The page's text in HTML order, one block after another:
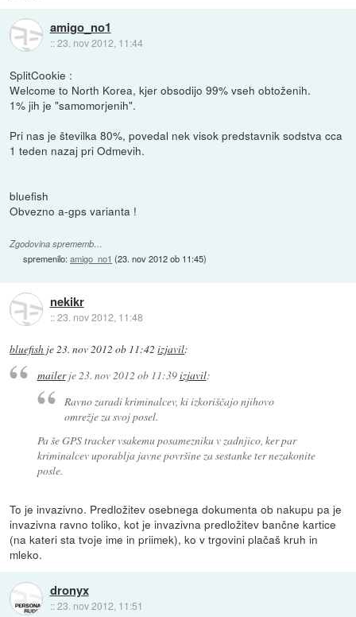
amigo_no1
::23. nov 2012, 11:44
SplitCookie :
Welcome to North Korea, kjer obsodijo 99% vseh obtoženih.
1% jih je "samomorjenih".
Pri nas je številka 80%, povedal nek visok predstavnik sodstva cca
1 teden nazaj pri Odmevih.
bluefish
Obvezno a-gps varianta !
Zgodovina sprememb…
spremenilo:amigo_no1 (23. nov 2012 ob 11:45)
nekikr
::23. nov 2012, 11:48
bluefish je23. nov 2012 ob 11:42 izjavil:
mailerje23. nov 2012 ob 11:39izjavil:
Ravno zaradi kriminalcev, ki izkoriščajo njihovo
omrežje za svoj posel.
Pa še GPS tracker vsakemu posamezniku v zadnjico, ker par
kriminalcev uporablja javne površine za sestanke ter nezakonite
posle.
To je invazivno. Predložitev osebnega dokumenta ob nakupu pa je
invazivna ravno toliko, kot je invazivna predložitev bančne kartice
(na kateri sta tvoje ime in priimek), ko v trgovini plačaš kruh in
mleko.
dronyx
::23. nov 2012, 11:51